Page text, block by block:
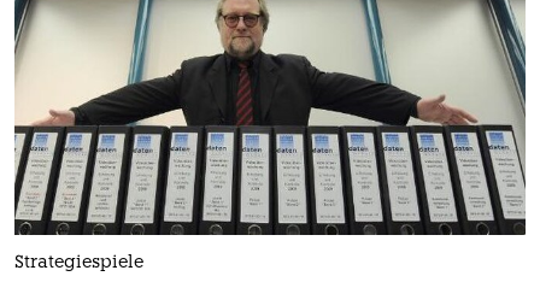
Strategiespiele